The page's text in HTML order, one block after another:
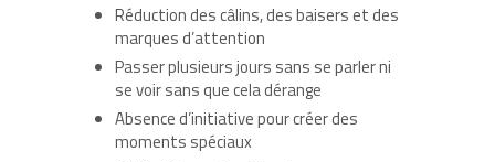
Réduction des câlins, des baisers et des
marques d’attention
Passer plusieurs jours sans se parler ni
se voir sans que cela dérange
Absence d’initiative pour créer des
moments spéciaux